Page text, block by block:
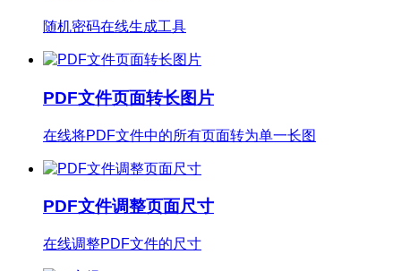
随机密码在线生成工具
PDF文件页面转长图片
在线将PDF文件中的所有页面转为单一长图
PDF文件调整页面尺寸
在线调整PDF文件的尺寸